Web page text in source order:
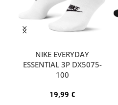
NIKE EVERYDAY
ESSENTIAL 3P DX5075-
100
19,99 €